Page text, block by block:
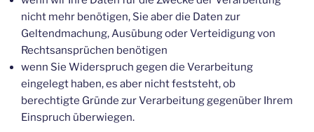
nicht mehr benötigen, Sie aber die Daten zur
Geltendmachung, Ausübung oder Verteidigung von
Rechtsansprüchen benötigen
wenn Sie Widerspruch gegen die Verarbeitung
eingelegt haben, es aber nicht feststeht, ob
berechtigte Gründe zur Verarbeitung gegenüber Ihrem
Einspruch überwiegen.